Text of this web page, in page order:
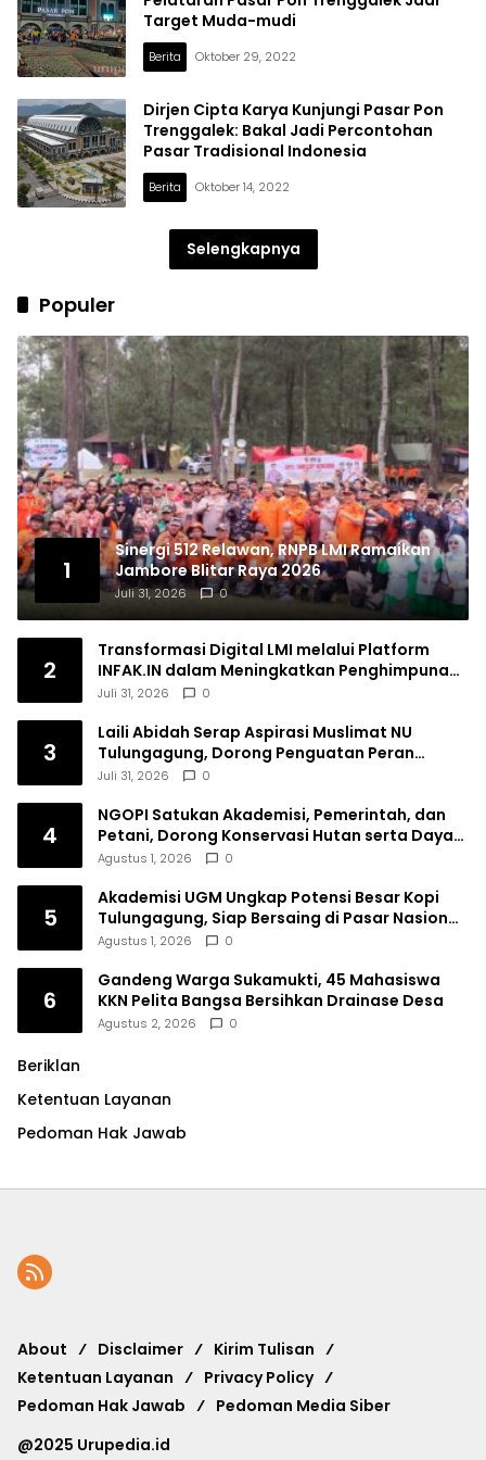
Target Muda-mudi
Berita Oktober 29, 2022
Dirjen Cipta Karya Kunjungi Pasar Pon
Trenggalek: Bakal Jadi Percontohan
Pasar Tradisional Indonesia
Berita Oktober 14, 2022
Selengkapnya
Populer
1
Sinergi 512 Relawan, RNPB LMI Ramaikan
Jambore Blitar Raya 2026
Juli 31, 2026 0
2
Transformasi Digital LMI melalui Platform
INFAK.IN dalam Meningkatkan Penghimpunan
Dana Filantropi Islam
Juli 31, 2026 0
3
Laili Abidah Serap Aspirasi Muslimat NU
Tulungagung, Dorong Penguatan Peran
Perempuan
Juli 31, 2026 0
4
NGOPI Satukan Akademisi, Pemerintah, dan
Petani, Dorong Konservasi Hutan serta Daya
Saing Kopi Tulungagung
Agustus 1, 2026 0
5
Akademisi UGM Ungkap Potensi Besar Kopi
Tulungagung, Siap Bersaing di Pasar Nasional
hingga Dunia
Agustus 1, 2026 0
6
Gandeng Warga Sukamukti, 45 Mahasiswa
KKN Pelita Bangsa Bersihkan Drainase Desa
Agustus 2, 2026 0
Beriklan
Ketentuan Layanan
Pedoman Hak Jawab
About Disclaimer
Kirim Tulisan
Ketentuan Layanan
Privacy Policy
Pedoman Hak Jawab
Pedoman Media Siber
@2025 Urupedia.id